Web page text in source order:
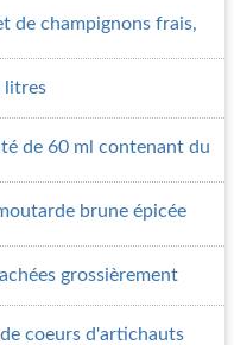
de champignons frais,
litres
de 60 ml contenant du
brune épicée
grossièrement
coeurs d'artichauts